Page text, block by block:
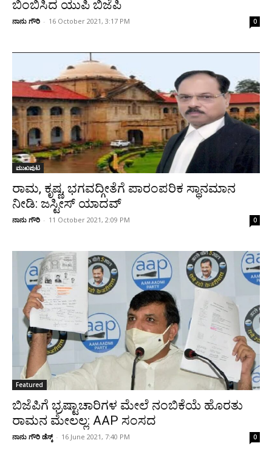
ಬಿಂಬಿಸಿದ ಯುಪಿ ಬಿಜೆಪಿ
ನಾನು ಗೌರಿ - 16 October 2021, 3:17 PM 0
ಮುಖಪುಟ
ರಾಮ, ಕೃಷ್ಣ, ಭಗವದ್ಗೀತೆಗೆ ಪಾರಂಪರಿಕ ಸ್ಥಾನಮಾನ
ನೀಡಿ: ಜಸ್ಟೀಸ್‌ ಯಾದವ್‌‌
ನಾನು ಗೌರಿ - 11 October 2021, 2:09 PM 0
Featured
ಬಿಜೆಪಿಗೆ ಭ್ರಷ್ಟಾಚಾರಿಗಳ ಮೇಲೆ ನಂಬಿಕೆಯೆ ಹೊರತು
ರಾಮನ ಮೇಲಲ್ಲ: AAP ಸಂಸದ
ನಾನು ಗೌರಿ ಡೆಸ್ಕ್ - 16 June 2021, 7:40 PM 0